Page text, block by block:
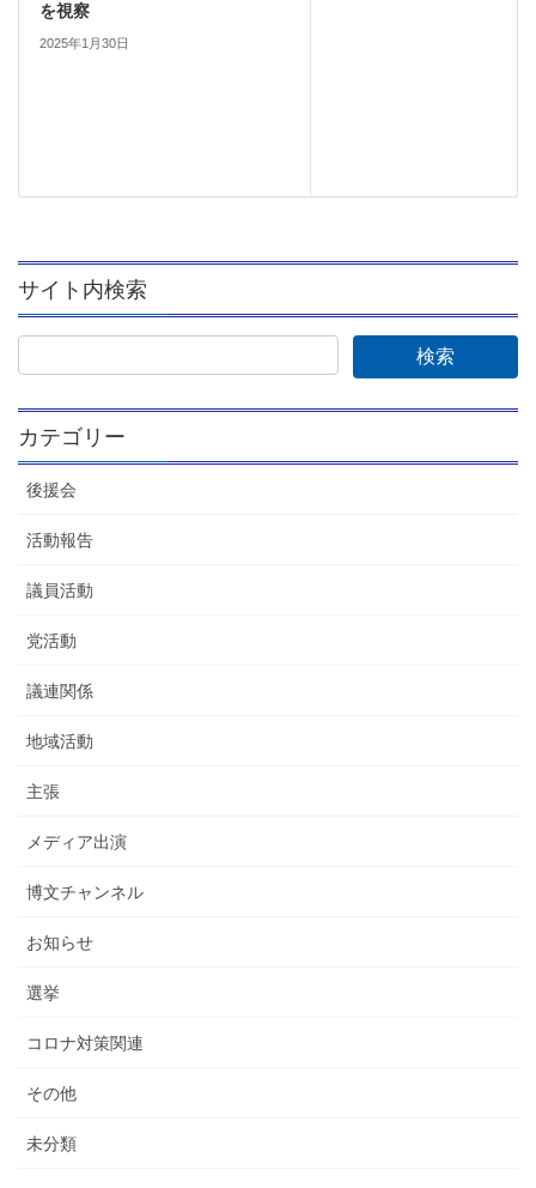
を視察
2025年1月30日
サイト内検索
カテゴリー
後援会
活動報告
議員活動
党活動
議連関係
地域活動
主張
メディア出演
博文チャンネル
お知らせ
選挙
コロナ対策関連
その他
未分類